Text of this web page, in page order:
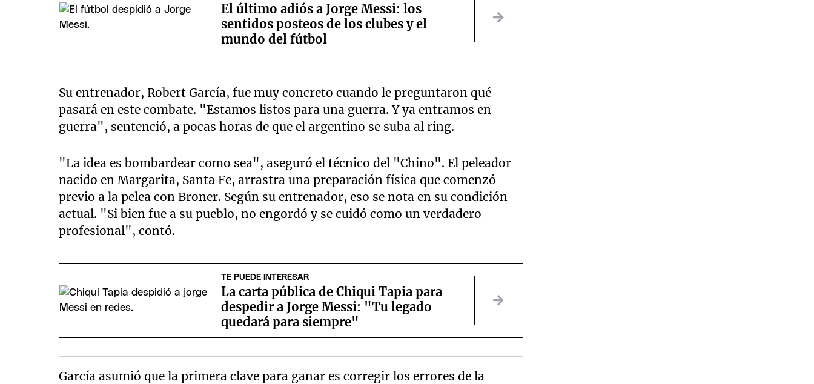
El último adiós a Jorge Messi: los
sentidos posteos de los clubes y el
mundo del fútbol
Su entrenador, Robert García, fue muy concreto cuando le preguntaron qué
pasará en este combate. "Estamos listos para una guerra. Y ya entramos en
guerra", sentenció, a pocas horas de que el argentino se suba al ring.
"La idea es bombardear como sea", aseguró el técnico del "Chino". El peleador
nacido en Margarita, Santa Fe, arrastra una preparación física que comenzó
previo a la pelea con Broner. Según su entrenador, eso se nota en su condición
actual. "Si bien fue a su pueblo, no engordó y se cuidó como un verdadero
profesional", contó.
TE PUEDE INTERESAR
La carta pública de Chiqui Tapia para
despedir a Jorge Messi: "Tu legado
quedará para siempre"
García asumió que la primera clave para ganar es corregir los errores de la